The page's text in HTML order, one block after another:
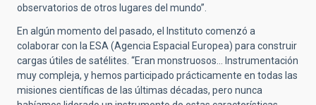
observatorios de otros lugares del mundo”.
En algún momento del pasado, el Instituto comenzó a
colaborar con la ESA (Agencia Espacial Europea) para construir
cargas útiles de satélites. “Eran monstruosos… Instrumentación
muy compleja, y hemos participado prácticamente en todas las
misiones científicas de las últimas décadas, pero nunca